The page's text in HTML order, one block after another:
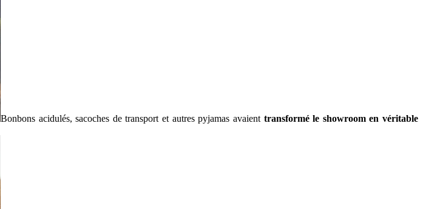
Bonbons acidulés, sacoches de transport et autres pyjamas avaienttransformé le showroom en véritable